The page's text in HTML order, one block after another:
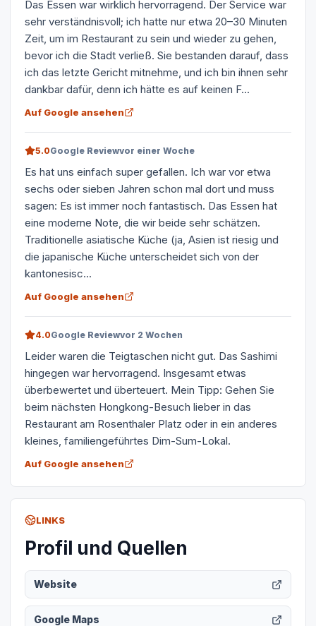
Das Essen war wirklich hervorragend. Der Service war
sehr verständnisvoll; ich hatte nur etwa 20–30 Minuten
Zeit, um im Restaurant zu sein und wieder zu gehen,
bevor ich die Stadt verließ. Sie bestanden darauf, dass
ich das letzte Gericht mitnehme, und ich bin ihnen sehr
dankbar dafür, denn ich hätte es auf keinen F...
Auf Google ansehen
5.0Google Reviewvor einer Woche
Es hat uns einfach super gefallen. Ich war vor etwa
sechs oder sieben Jahren schon mal dort und muss
sagen: Es ist immer noch fantastisch. Das Essen hat
eine moderne Note, die wir beide sehr schätzen.
Traditionelle asiatische Küche (ja, Asien ist riesig und
die japanische Küche unterscheidet sich von der
kantonesisc...
Auf Google ansehen
4.0Google Reviewvor 2 Wochen
Leider waren die Teigtaschen nicht gut. Das Sashimi
hingegen war hervorragend. Insgesamt etwas
überbewertet und überteuert. Mein Tipp: Gehen Sie
beim nächsten Hongkong-Besuch lieber in das
Restaurant am Rosenthaler Platz oder in ein anderes
kleines, familiengeführtes Dim-Sum-Lokal.
Auf Google ansehen
LINKS
Profil und Quellen
Website
Google Maps